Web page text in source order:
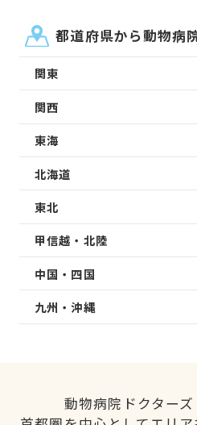
都道府県から動物病
関東
関西
東海
北海道
東北
甲信越・北陸
中国・四国
九州・沖縄
動物病院ドクターズ